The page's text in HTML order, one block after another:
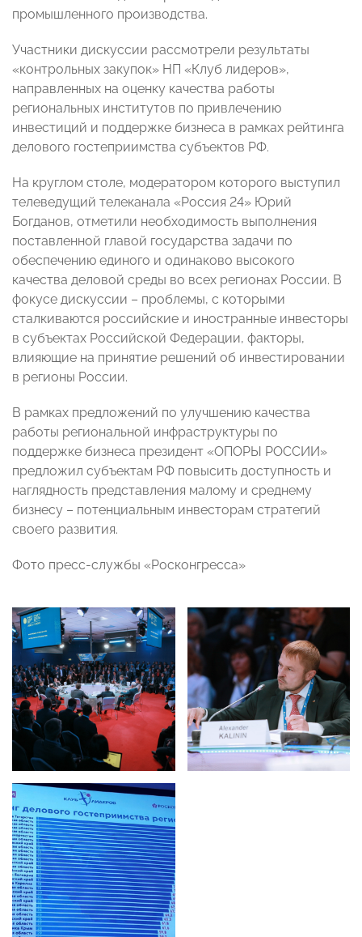
промышленного производства.
Участники дискуссии рассмотрели результаты
«контрольных закупок» НП «Клуб лидеров»,
направленных на оценку качества работы
региональных институтов по привлечению
инвестиций и поддержке бизнеса в рамках рейтинга
делового гостеприимства субъектов РФ.
На круглом столе, модератором которого выступил
телеведущий телеканала «Россия 24» Юрий
Богданов, отметили необходимость выполнения
поставленной главой государства задачи по
обеспечению единого и одинаково высокого
качества деловой среды во всех регионах России. В
фокусе дискуссии – проблемы, с которыми
сталкиваются российские и иностранные инвесторы
в субъектах Российской Федерации, факторы,
влияющие на принятие решений об инвестировании
в регионы России.
В рамках предложений по улучшению качества
работы региональной инфраструктуры по
поддержке бизнеса президент «ОПОРЫ РОССИИ»
предложил субъектам РФ повысить доступность и
наглядность представления малому и среднему
бизнесу – потенциальным инвесторам стратегий
своего развития.
Фото пресс-службы «Росконгресса»